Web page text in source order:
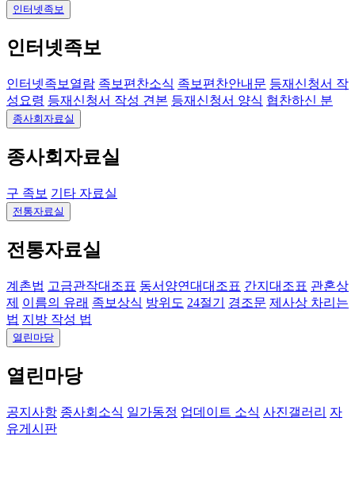
인터넷족보
인터넷족보
인터넷족보열람 족보편찬소식 족보편찬안내문 등재신청서 작
성요령 등재신청서 작성 견본 등재신청서 양식 협찬하신 분
종사회자료실
종사회자료실
구 족보 기타 자료실
전통자료실
전통자료실
계촌법 고금관작대조표 동서양연대대조표 간지대조표 관혼상
제 이름의 유래 족보상식 방위도 24절기 경조문 제사상 차리는
법 지방 작성 법
열린마당
열린마당
공지사항 종사회소식 일가동정 업데이트 소식 사진갤러리 자
유게시판